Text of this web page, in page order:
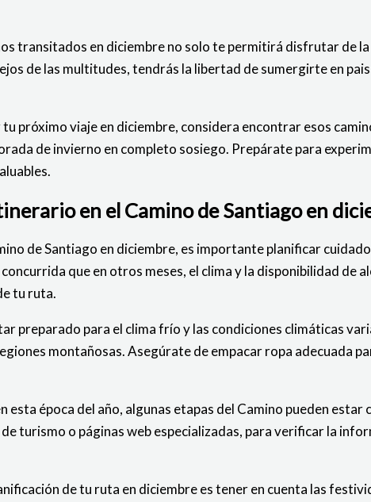
transitados en diciembre no solo te permitirá disfrutar de
de las multitudes, tendrás la libertad de sumergirte en
próximo viaje en diciembre, considera encontrar esos
de invierno en completo sosiego. Prepárate para
en el Camino de Santiago en
de Santiago en diciembre, es importante planificar
que en otros meses, el clima y la disponibilidad
tu ruta.
preparado para el clima frío y las condiciones climáticas
montañosas. Asegúrate de empacar ropa adecuada
esta época del año, algunas etapas del Camino pueden
turismo o páginas web especializadas, para verificar la
de tu ruta en diciembre es tener en cuenta las